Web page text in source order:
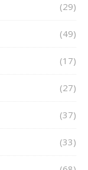
(29)
(49)
(17)
(27)
(37)
(33)